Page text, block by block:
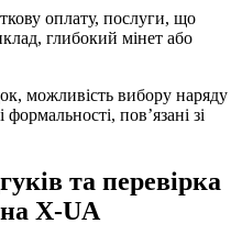
оплату, послуги, що
глибокий мінет або
можливість вибору наряду
формальності, пов’язані зі
та перевірка
X-UA